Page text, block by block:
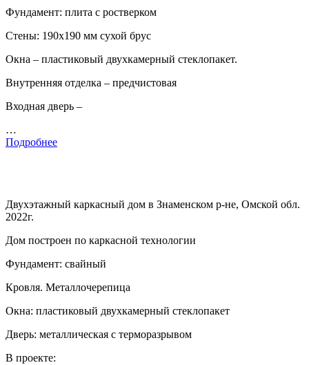
Фундамент: плита с ростверком
Стены: 190х190 мм сухой брус
Окна – пластиковый двухкамерный стеклопакет.
Внутренняя отделка – предчистовая
Входная дверь –
…
Подробнее
Двухэтажный каркасный дом в Знаменском р-не, Омской обл.
2022г.
Дом построен по каркасной технологии
Фундамент: свайный
Кровля. Металлочерепица
Окна: пластиковый двухкамерный стеклопакет
Дверь: металлическая с терморазрывом
В проекте: